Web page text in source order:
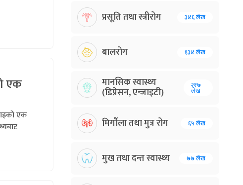
एक
एक
प्रसूति तथा स्त्रीरोग ३४६ लेख
बालरोग १३४ लेख
मानसिक स्वास्थ्य
(डिप्रेसन, एन्जाइटी)
२१७
लेख
मिर्गौला तथा मुत्र रोग ६५ लेख
मुख तथा दन्त स्वास्थ्य ७७ लेख